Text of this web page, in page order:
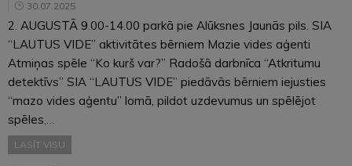
30.07.2025
2. AUGUSTĀ 9.00-14.00 parkā pie Alūksnes Jaunās pils. SIA
“LAUTUS VIDE” aktivitātes bērniem Mazie vides aģenti
Atmiņas spēle “Ko kurš var?” Radošā darbnīca “Atkritumu
detektīvs” SIA “LAUTUS VIDE” piedāvās bērniem iejusties
“mazo vides aģentu” lomā, pildot uzdevumus un spēlējot
spēles,…
LASĪT VISU